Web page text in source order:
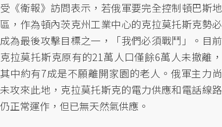
受《衛報》訪問表示，若俄軍要完全控制頓巴斯地
區，作為頓內茨克州工業中心的克拉莫托斯克勢必
成為最後攻擊目標之一，「我們必須戰鬥」。目前
克拉莫托斯克原有的21萬人口僅餘6萬人未撤離，
其中約有7成是不願離開家園的老人。俄軍主力尚
未攻來此地，克拉莫托斯克的電力供應和電話線路
仍正常運作，但已無天然氣供應。